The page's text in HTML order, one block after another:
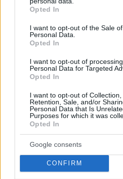
grant or deny consent to Google
use your data for below specified
consent section.
Opted In
I want to opt-out of the Sale
Personal Data.
Opted In
I want to opt-out of
Personal Data for Targeted
Opted In
I want to opt-out of Collection,
Retention, Sale, and/or
Personal Data that Is
Purposes for which it was
Opted In
Google consents
CONFIRM
Η απουσία μέσα στη νύχτα
μηνύματα: Πώς η σύζυγος
να τον υποπτεύεται για τη
Βρετανίδας στην Κυψέλη
06.08.2026, 15:36